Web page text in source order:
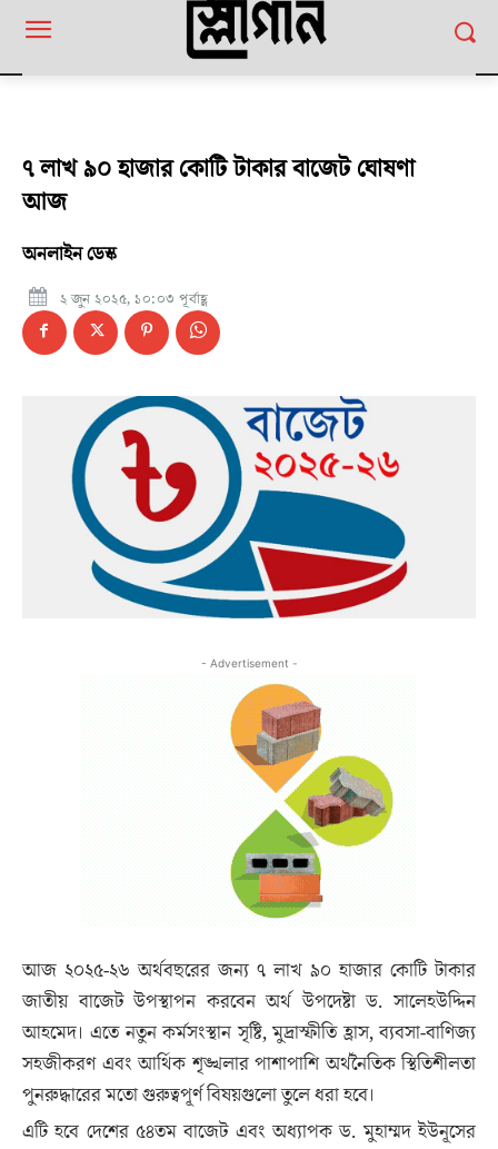
৭ লাখ ৯০ হাজার কোটি টাকার বাজেট ঘোষণা
আজ
অনলাইন ডেস্ক
২ জুন ২০২৫, ১০:০৩ পূর্বাহ্ণ
- Advertisement -
আজ ২০২৫-২৬ অর্থবছরের জন্য ৭ লাখ ৯০ হাজার কোটি টাকার
জাতীয় বাজেট উপস্থাপন করবেন অর্থ উপদেষ্টা ড. সালেহউদ্দিন
আহমেদ। এতে নতুন কর্মসংস্থান সৃষ্টি, মুদ্রাস্ফীতি হ্রাস, ব্যবসা-বাণিজ্য
সহজীকরণ এবং আর্থিক শৃঙ্খলার পাশাপাশি অর্থনৈতিক স্থিতিশীলতা
পুনরুদ্ধারের মতো গুরুত্বপূর্ণ বিষয়গুলো তুলে ধরা হবে।
এটি হবে দেশের ৫৪তম বাজেট এবং অধ্যাপক ড. মুহাম্মদ ইউনূসের